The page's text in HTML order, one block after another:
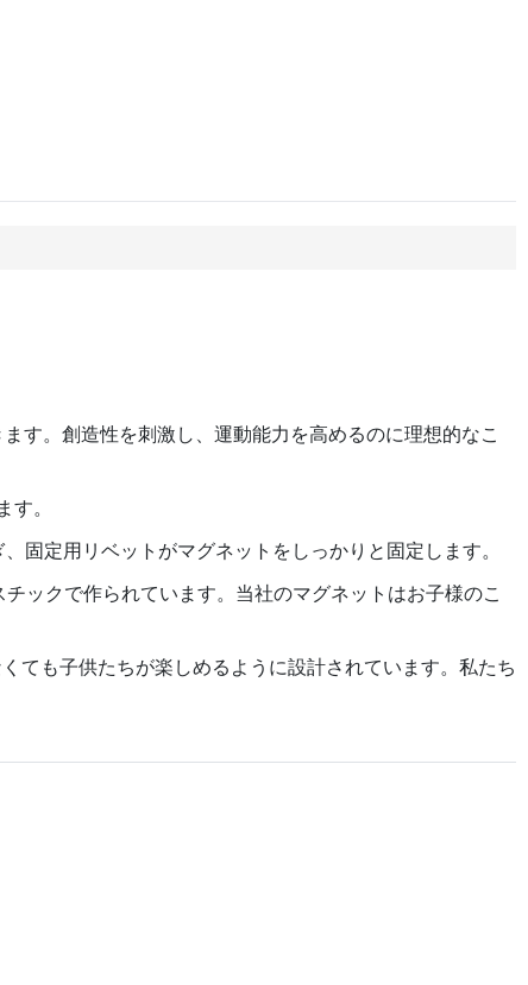
す。創造性を刺激し、運動能力を高めるのに理想的なこ
。
固定用リベットがマグネットをしっかりと固定します。
ックで作られています。当社のマグネットはお子様のこ
ても子供たちが楽しめるように設計されています。私たち